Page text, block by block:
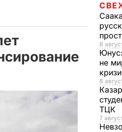
8
не
8
ТЦК
7